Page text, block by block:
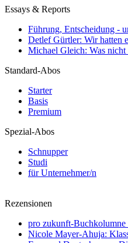
Essays & Reports
Führung, Entscheidung -
Detlef Gürtler: Wir hatten
Michael Gleich: Was
Standard-Abos
Starter
Basis
Premium
Spezial-Abos
Schnupper
Studi
für Unternehmer/n
Rezensionen
pro zukunft-Buchkolumne
Nicole Mayer-Ahuja: